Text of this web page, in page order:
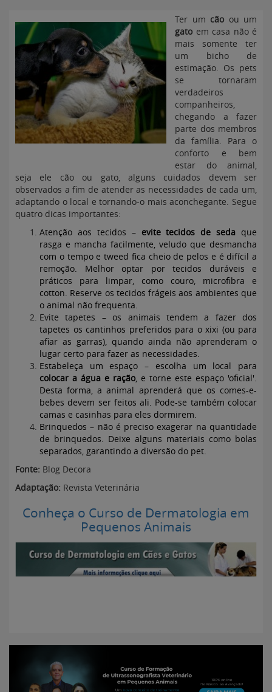
Ter um cão ou um
gato em casa não é
mais somente ter
um bicho de
estimação. Os pets
se tornaram
verdadeiros
companheiros,
chegando a fazer
parte dos membros
da família. Para o
conforto e bem
estar do animal,
seja ele cão ou gato, alguns cuidados devem ser
observados a fim de atender as necessidades de cada um,
adaptando o local e tornando-o mais aconchegante. Segue
quatro dicas importantes:
Atenção aos tecidos –evite tecidos de seda que
rasga e mancha facilmente, veludo que desmancha
com o tempo e tweed fica cheio de pelos e é difícil a
remoção. Melhor optar por tecidos duráveis e
práticos para limpar, como couro, microfibra e
cotton. Reserve os tecidos frágeis aos ambientes que
o animal não frequenta.
Evite tapetes – os animais tendem a fazer dos
tapetes os cantinhos preferidos para o xixi (ou para
afiar as garras), quando ainda não aprenderam o
lugar certo para fazer as necessidades.
Estabeleça um espaço – escolha um local para
colocar a água e ração, e torne este espaço 'oficial'.
Desta forma, a animal aprenderá que os comes-e-
bebes devem ser feitos ali. Pode-se também colocar
camas e casinhas para eles dormirem.
Brinquedos – não é preciso exagerar na quantidade
de brinquedos. Deixe alguns materiais como bolas
separados, garantindo a diversão do pet.
Fonte: Blog Decora
Adaptação: Revista Veterinária
Conheça o Curso de Dermatologia em
Pequenos Animais